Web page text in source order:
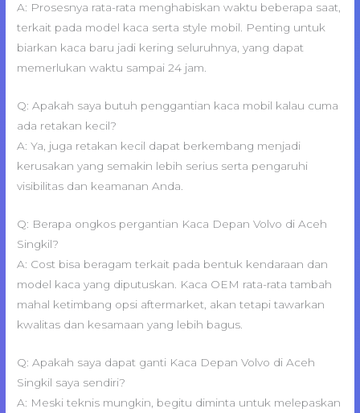
A: Prosesnya rata-rata menghabiskan waktu beberapa saat,
terkait pada model kaca serta style mobil. Penting untuk
biarkan kaca baru jadi kering seluruhnya, yang dapat
memerlukan waktu sampai 24 jam.
Q: Apakah saya butuh penggantian kaca mobil kalau cuma
ada retakan kecil?
A: Ya, juga retakan kecil dapat berkembang menjadi
kerusakan yang semakin lebih serius serta pengaruhi
visibilitas dan keamanan Anda.
Q: Berapa ongkos pergantian Kaca Depan Volvo di Aceh
Singkil?
A: Cost bisa beragam terkait pada bentuk kendaraan dan
model kaca yang diputuskan. Kaca OEM rata-rata tambah
mahal ketimbang opsi aftermarket, akan tetapi tawarkan
kwalitas dan kesamaan yang lebih bagus.
Q: Apakah saya dapat ganti Kaca Depan Volvo di Aceh
Singkil saya sendiri?
A: Meski teknis mungkin, begitu diminta untuk melepaskan